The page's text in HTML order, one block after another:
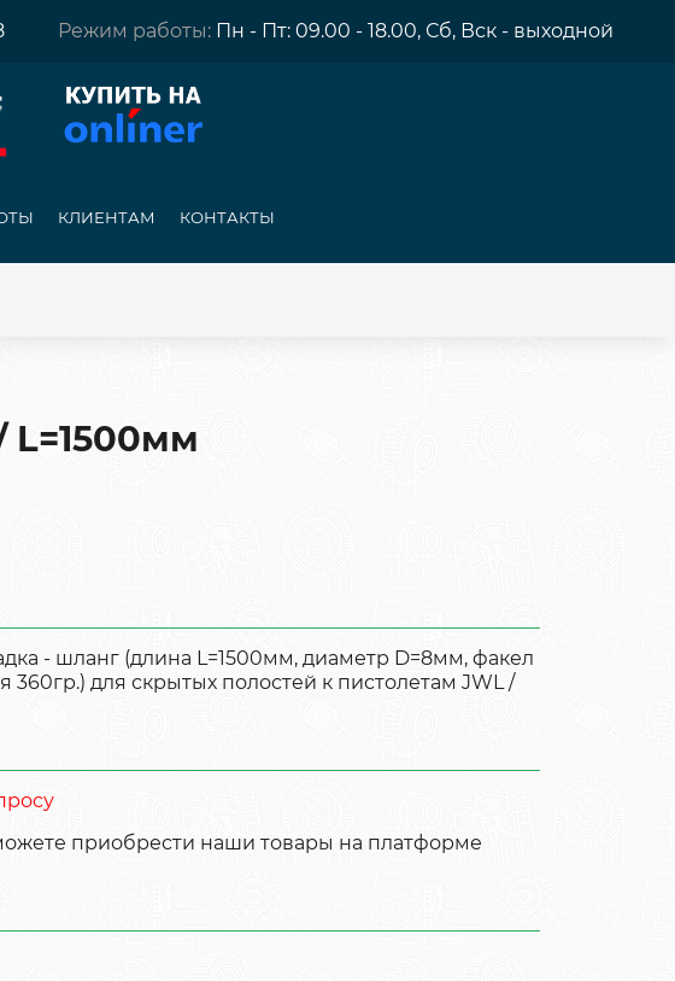
Режим работы: Пн - Пт: 09.00 - 18.00, Сб, Вск - выходной
КЛИЕНТАМ КОНТАКТЫ
L=1500мм
- шланг (длина L=1500мм, диаметр D=8мм, факел
360гр.) для скрытых полостей к пистолетам JWL /
приобрести наши товары на платформе